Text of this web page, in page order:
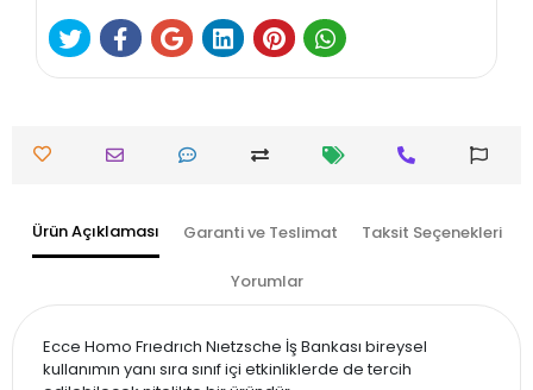
Ürün Açıklaması Garanti ve Teslimat Taksit Seçenekleri
Yorumlar
Ecce Homo Frıedrıch Nıetzsche İş Bankası bireysel
kullanımın yanı sıra sınıf içi etkinliklerde de tercih